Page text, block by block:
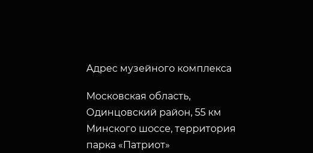
Адрес музейного комплекса
Московская область,
Одинцовский район, 55 км
Минского шоссе, территория
парка «Патриот»